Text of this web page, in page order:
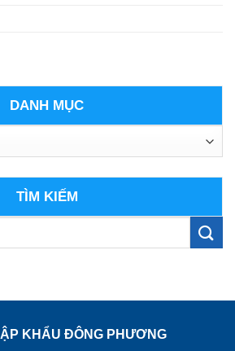
DANH MỤC
TÌM KIẾM
KHẨU ĐÔNG PHƯƠNG